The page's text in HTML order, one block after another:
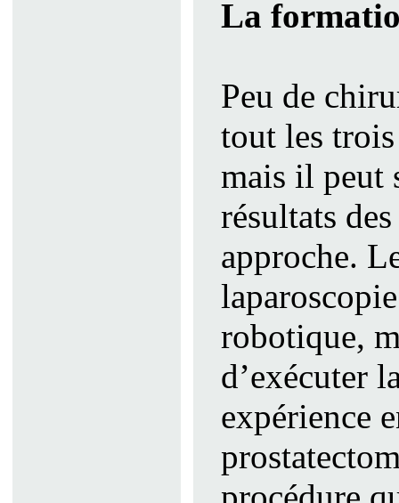
La
Peu de
tout les
mais il peut
résultats
approche.
robotique,
d’exécuter
expérience